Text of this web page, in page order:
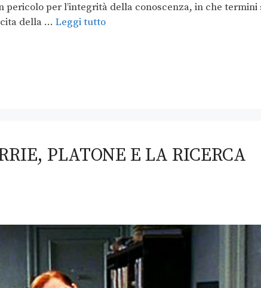
per l’integrità della conoscenza, in che termini
della … Leggi tutto
PLATONE E LA RICERCA